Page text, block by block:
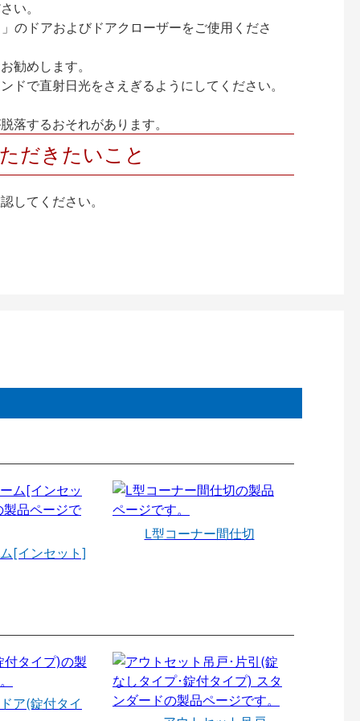
い。
のドアおよびドアクローザーをご使用くださ
勧めします。
で直射日光をさえぎるようにしてください。
するおそれがあります。
だきたいこと
してください。
[インセット]
L型コーナー間仕切
ア(錠付タイ